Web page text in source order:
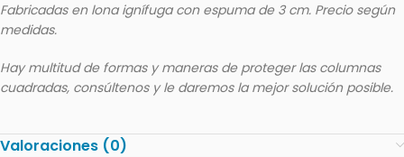
Fabricadas en lona ignífuga con espuma de 3 cm. Precio según
medidas.
Hay multitud de formas y maneras de proteger las columnas
cuadradas, consúltenos y le daremos la mejor solución posible.
Valoraciones (0)